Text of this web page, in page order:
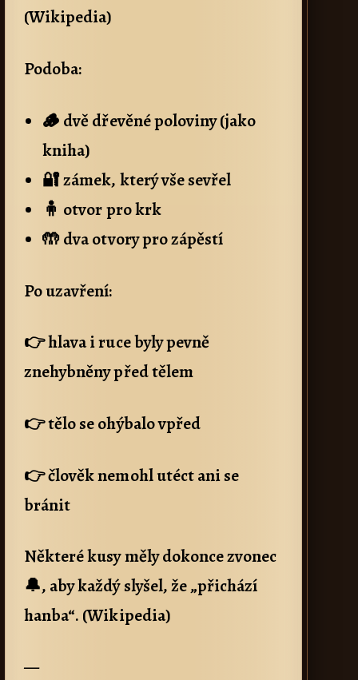
(Wikipedia)
Podoba:
🪵 dvě dřevěné poloviny (jako
kniha)
🔐 zámek, který vše sevřel
🧍 otvor pro krk
🤲 dva otvory pro zápěstí
Po uzavření:
👉 hlava i ruce byly pevně
znehybněny před tělem
👉 tělo se ohýbalo vpřed
👉 člověk nemohl utéct ani se
bránit
Některé kusy měly dokonce zvonec
🔔, aby každý slyšel, že „přichází
hanba“. (Wikipedia)
—